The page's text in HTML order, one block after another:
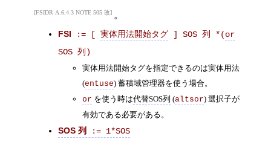
FSIDR A.6.4.3 NOTE 505 改 。
FSI := [ 実体用法開始タグ ] SOS 列 *(or
SOS 列)
実体用法開始タグを指定できるのは実体用法
(entuse) 蓄積域管理器を使う場合。
or を使う時は代替SOS列 (altsor) 選択子が
有効である必要がある。
SOS 列
:= 1*SOS